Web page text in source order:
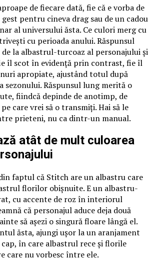
de fiecare dată, fie că e vorba de
pentru cineva drag sau de un cadou
al universului ăsta. Ce culori merg cu
cu perioada anului. Răspunsul
la albastrul-turcoaz al personajului și
îl scot în evidență prin contrast, fie îl
apropiate, ajustând totul după
sezonului. Răspunsul lung merită o
fiindcă depinde de anotimp, de
care vrei să o transmiți. Hai să le
prieteni, nu ca dintr-un manual.
atât de mult culoarea
faptul că Stitch are un albastru care
florilor obișnuite. E un albastru-
cu accente de roz în interiorul
că personajul aduce deja două
să așezi o singură floare lângă el.
ăsta, ajungi ușor la un aranjament
cap, în care albastrul rece și florile
care nu vorbesc între ele.